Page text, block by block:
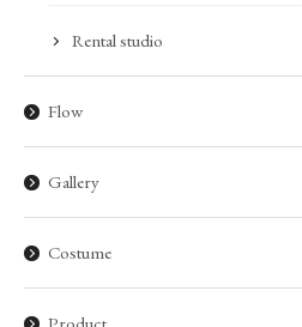
Rental studio
Flow
Gallery
Costume